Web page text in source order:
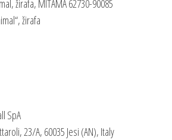
žirafa, MITAMA 62730-90085
žirafa
SpA
23/A, 60035 Jesi (AN), Italy